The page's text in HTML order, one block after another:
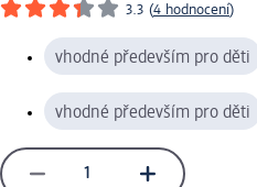
3.3 (4 hodnocení)
vhodné především pro děti
vhodné především pro děti